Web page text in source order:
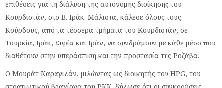
επιθέσεις για τη διάλυση της αυτόνομης διοίκησης του
Κουρδιστάν, στο Β. Ιράκ. Μάλιστα, κάλεσε όλους τους
Κούρδους, από τα τέσσερα τμήματα του Κουρδιστάν, σε
Τουρκία, Ιράκ, Συρία και Ιράν, να συνδράμουν με κάθε μέσο που
διαθέτουν στην υπεράσπιση και την προστασία της Ροζάβα.
Ο Μουράτ Καραγιλάν, μιλώντας ως διοικητής του HPG, του